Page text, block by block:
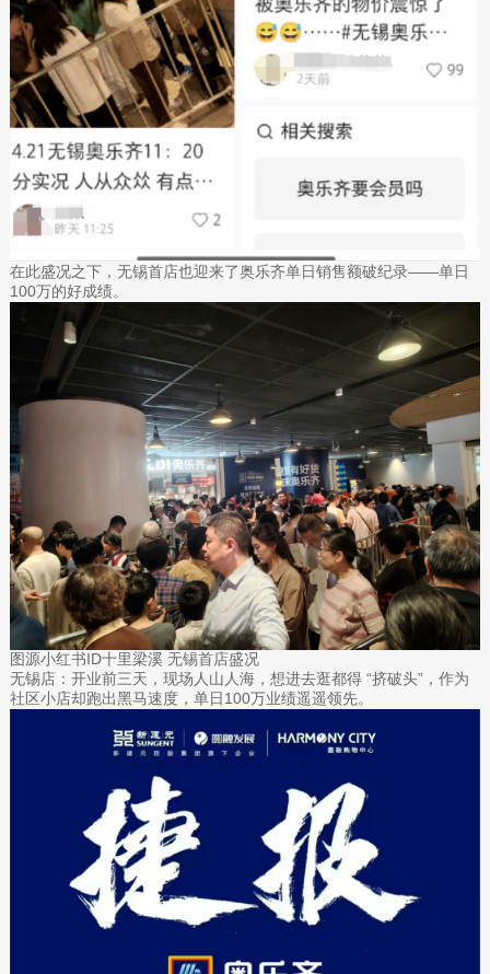
在此盛况之下，无锡首店也迎来了奥乐齐单日销售额破纪录——单日
100万的好成绩。
图源小红书ID十里梁溪 无锡首店盛况
无锡店：开业前三天，现场人山人海，想进去逛都得 “挤破头”，作为
社区小店却跑出黑马速度，单日100万业绩遥遥领先。